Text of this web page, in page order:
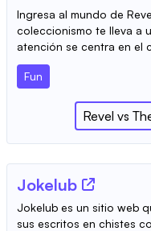
Ingresa al mundo de
coleccionismo te lleva a
atención se centra en el
Fun
Revel vs
Jokelub
Jokelub es un sitio web
sus escritos en chistes